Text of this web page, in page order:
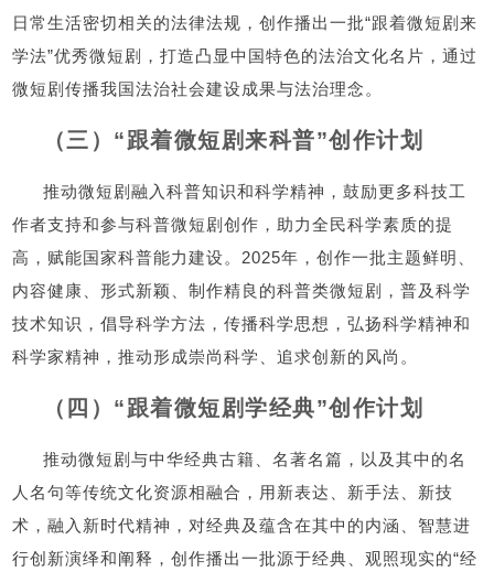
日常生活密切相关的法律法规，创作播出一批“跟着微短剧来
学法”优秀微短剧，打造凸显中国特色的法治文化名片，通过
微短剧传播我国法治社会建设成果与法治理念。
（三）“跟着微短剧来科普”创作计划
推动微短剧融入科普知识和科学精神，鼓励更多科技工
作者支持和参与科普微短剧创作，助力全民科学素质的提
高，赋能国家科普能力建设。2025年，创作一批主题鲜明、
内容健康、形式新颖、制作精良的科普类微短剧，普及科学
技术知识，倡导科学方法，传播科学思想，弘扬科学精神和
科学家精神，推动形成崇尚科学、追求创新的风尚。
（四）“跟着微短剧学经典”创作计划
推动微短剧与中华经典古籍、名著名篇，以及其中的名
人名句等传统文化资源相融合，用新表达、新手法、新技
术，融入新时代精神，对经典及蕴含在其中的内涵、智慧进
行创新演绎和阐释，创作播出一批源于经典、观照现实的“经